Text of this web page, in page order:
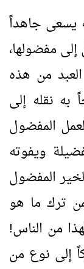
يسعى جاهداً
مفضولها،
من هذه
به نقله إلى
المفضول
ويفوته
المفضول
ترك ما هو
من الناس!
إلى نوع من